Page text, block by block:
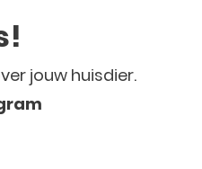
jouw huisdier.